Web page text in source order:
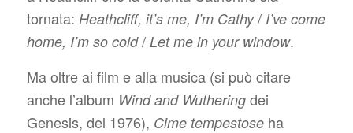
tornata: Heathcliff, it’s me, I’m Cathy/ I’ve come
home, I’m so cold/ Let me in your window.
Ma oltre ai film e alla musica (si può citare
anche l’album Wind and Wutheringdei
Genesis, del 1976), Cime tempestoseha